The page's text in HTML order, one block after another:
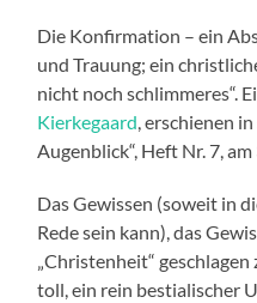
Die Konfirmation – ein
und Trauung; ein
nicht noch schlimmeres“.
Kierkegaard, erschienen
Augenblick“, Heft Nr. 7,
Das Gewissen (soweit in
Rede sein kann), das
„Christenheit“ geschlagen
toll, ein rein bestialischer